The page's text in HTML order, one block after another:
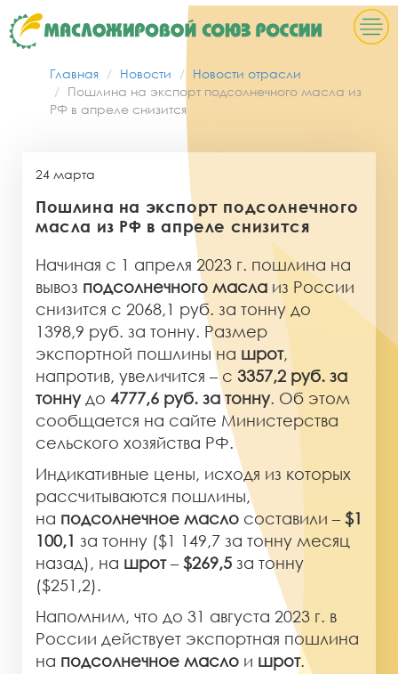
Главная Новости
Новости отрасли
Пошлина на экспорт подсолнечного масла из
РФ в апреле снизится
24 марта
Пошлина на экспорт подсолнечного
масла из РФ в апреле снизится
Начиная с 1 апреля 2023 г. пошлина на
вывоз подсолнечного масла из России
снизится с 2068,1 руб. за тонну до
1398,9 руб. за тонну. Размер
экспортной пошлины на шрот,
напротив, увеличится – с 3357,2 руб. за
тонну до 4777,6 руб. за тонну. Об этом
сообщается на сайте Министерства
сельского хозяйства РФ.
Индикативные цены, исходя из которых
рассчитываются пошлины,
на подсолнечное масло составили – $1
100,1 за тонну ($1 149,7 за тонну месяц
назад), на шрот– $269,5 за тонну
($251,2).
Напомним, что до 31 августа 2023 г. в
России действует экспортная пошлина
на подсолнечное масло и шрот.